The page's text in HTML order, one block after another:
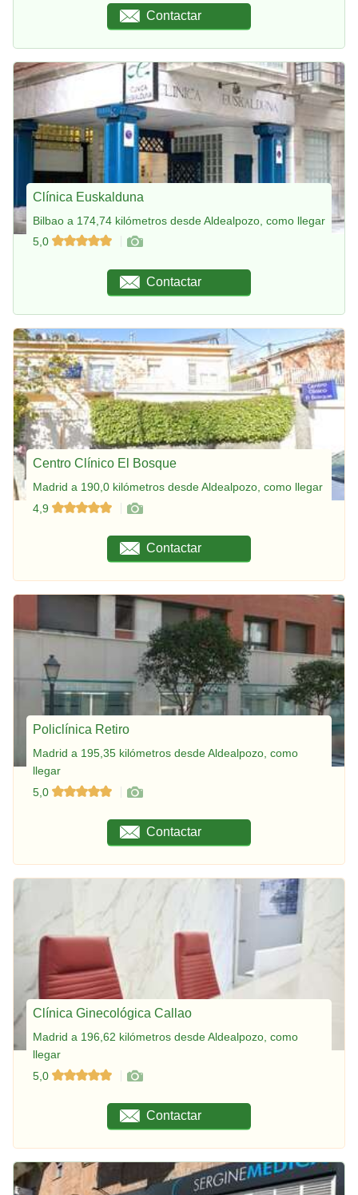
Contactar
Clínica Euskalduna
Bilbao a 174,74 kilómetros desde Aldealpozo, como llegar
5,0
Contactar
Centro Clínico El Bosque
Madrid a 190,0 kilómetros desde Aldealpozo, como llegar
4,9
Contactar
Policlínica Retiro
Madrid a 195,35 kilómetros desde Aldealpozo, como
llegar
5,0
Contactar
Clínica Ginecológica Callao
Madrid a 196,62 kilómetros desde Aldealpozo, como
llegar
5,0
Contactar